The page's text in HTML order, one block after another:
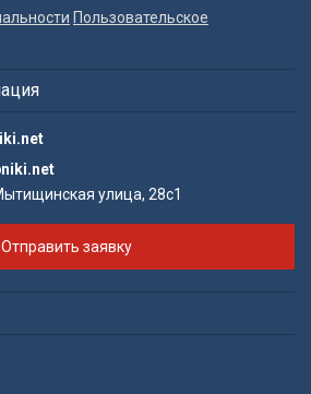
Пользовательское
улица, 28с1
Отправить заявку